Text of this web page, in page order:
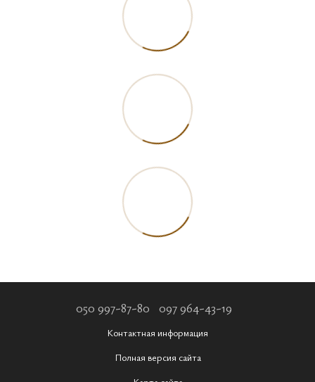
050 997-87-80 097 964-43-19
Контактная информация
Полная версия сайта